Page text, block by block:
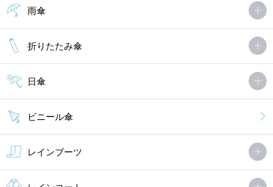
雨傘
折りたたみ傘
日傘
ビニール傘
レインブーツ